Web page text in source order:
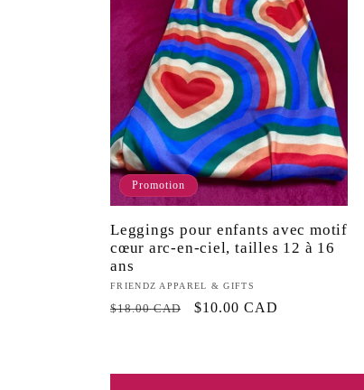
Promotion
Leggings pour enfants avec motif
cœur arc-en-ciel, tailles 12 à 16
ans
Fournisseur :
FRIENDZ APPAREL & GIFTS
Prix
$18.00 CAD
Prix
$10.00 CAD